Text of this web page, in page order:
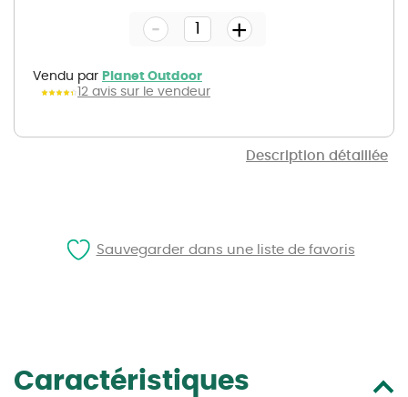
Description détaillée
gallery
Vendu par Planet Outdoor
12 avis sur le vendeur
- +
Caractéristiques
Sauvegarder dans une liste de favoris